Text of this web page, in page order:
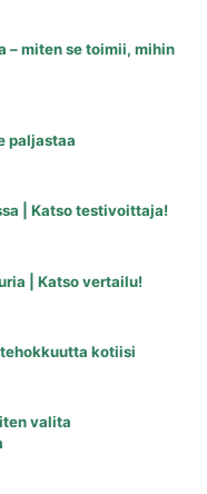
– miten se toimii, mihin
paljastaa
| Katso testivoittaja!
| Katso vertailu!
kotiisi
valita